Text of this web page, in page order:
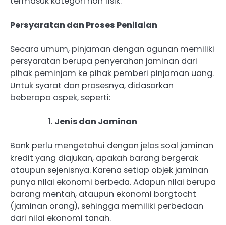
Persyaratan dan Proses Penilaian
Secara umum, pinjaman dengan agunan memiliki
persyaratan berupa penyerahan jaminan dari
pihak peminjam ke pihak pemberi pinjaman uang.
Untuk syarat dan prosesnya, didasarkan
beberapa aspek, seperti:
Jenis dan Jaminan
Bank perlu mengetahui dengan jelas soal jaminan
kredit yang diajukan, apakah barang bergerak
ataupun sejenisnya. Karena setiap objek jaminan
punya nilai ekonomi berbeda. Adapun nilai berupa
barang mentah, ataupun ekonomi borgtocht
(jaminan orang), sehingga memiliki perbedaan
dari nilai ekonomi tanah.